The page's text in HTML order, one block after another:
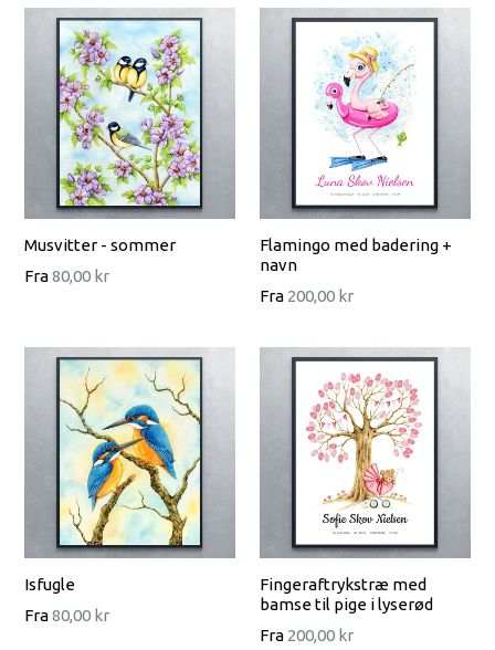
Musvitter - sommer
Fra80,00 kr
Flamingo med badering +
navn
Fra 200,00 kr
Isfugle
Fra80,00 kr
Fingeraftrykstræ med
bamse til pige i lyserød
Fra 200,00 kr